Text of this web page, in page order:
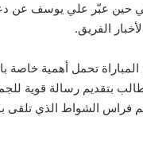
حين عبّر علي يوسف عن
الفريق.
تحمل أهمية خاصة
بتقديم رسالة قوية
فراس الشواط الذي تلقى